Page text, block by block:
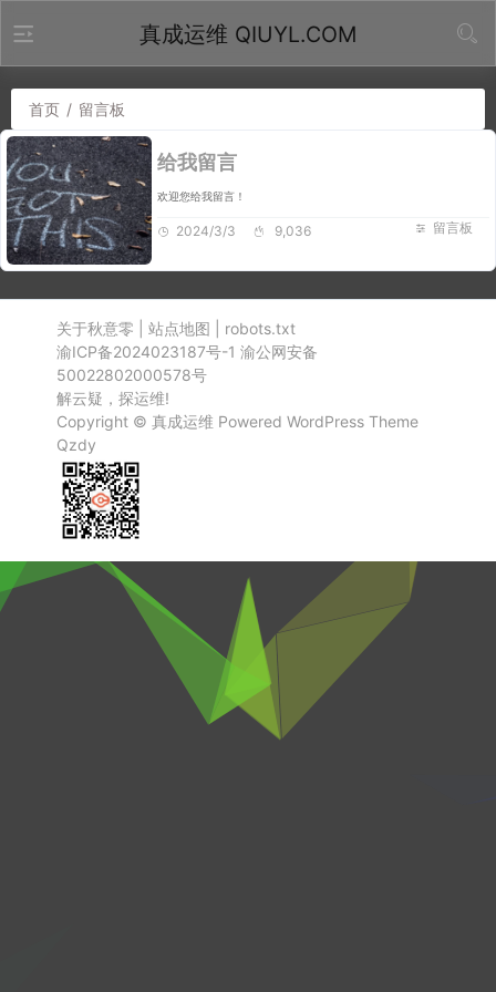
真成运维 QIUYL.COM
首页 / 留言板
给我留言
欢迎您给我留言！
留言板
2024/3/3 9,036
关于秋意零 站点地图
robots.txt
渝ICP备2024023187号-1 渝公网安备
50022802000578号
解云疑，探运维!
Copyright © 真成运维 Powered WordPressTheme
Qzdy